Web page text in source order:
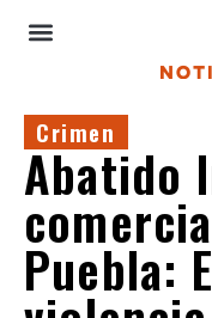
Crimen
Abatido
Puebla: